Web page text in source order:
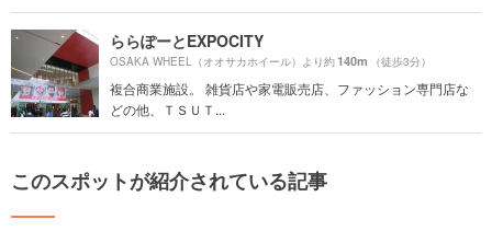
ららぽーとEXPOCITY
OSAKA WHEEL（オオサカホイール）より約140m （徒歩3分）
複合商業施設。 雑貨店や家電販売店、ファッション専門店な
どの他、ＴＳＵＴ...
このスポットが紹介されている記事